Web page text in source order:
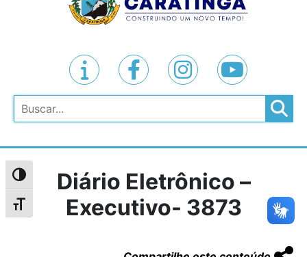
Alternar alto contraste
Alternar tamanho da fonte
Pesquisar
Diário Eletrônico –
Executivo- 3873